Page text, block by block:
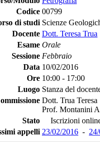
Codice 00799
di studi Scienze
Docente Dott. Teresa Trua
Esame Orale
Sessione Febbraio
Data 10/02/2016
Ore 10:00 - 17:00
Luogo Stanza del
Dott. Trua Teresa
Prof. Montanini
Stato
Iscrizioni
appelli 23/02/2016 -